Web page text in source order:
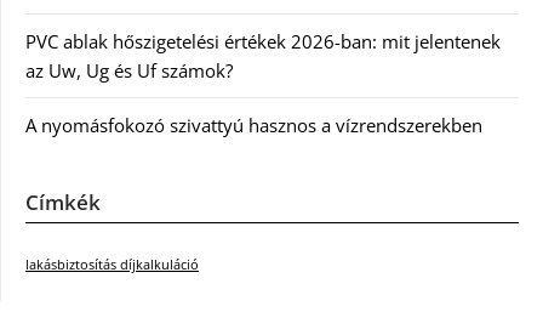
PVC ablak hőszigetelési értékek 2026-ban: mit jelentenek
az Uw, Ug és Uf számok?
A nyomásfokozó szivattyú hasznos a vízrendszerekben
Címkék
lakásbiztosítás díjkalkuláció